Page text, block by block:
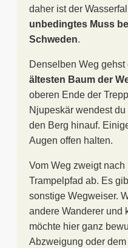
daher ist der
unbedingtes Muss
Schweden.
Denselben Weg
ältesten Baum der
oberen Ende der
Njupeskär wendest
den Berg hinauf.
Augen offen halten.
Vom Weg zweigt
Trampelpfad ab. Es
sonstige Wegweiser.
andere Wanderer und
möchte hier ganz
Abzweigung oder